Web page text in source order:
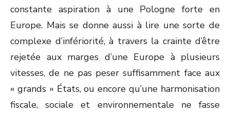
constante aspiration à une Pologne forte en
Europe. Mais se donne aussi à lire une sorte de
complexe d’infériorité, à travers la crainte d’être
rejetée aux marges d’une Europe à plusieurs
vitesses, de ne pas peser suffisamment face aux
« grands » États, ou encore qu’une harmonisation
fiscale, sociale et environnementale ne fasse